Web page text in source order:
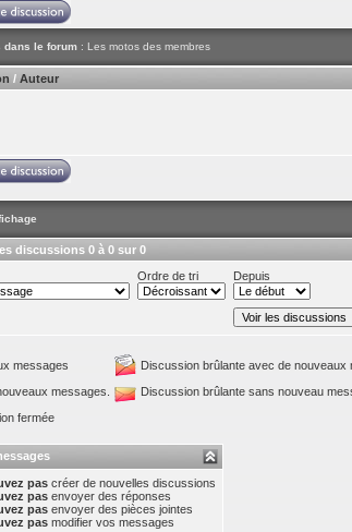
dans le forum : Les motos des membres
/ Auteur
discussions 0 à 0 sur 0
Ordre de tri Depuis
messages
Discussion brûlante avec de nouveaux
messages.
Discussion brûlante sans nouveau
fermée
pas créer de nouvelles discussions
pas envoyer des réponses
pas envoyer des pièces jointes
pas modifier vos messages